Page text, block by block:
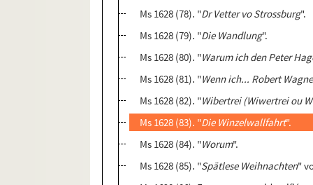
Ms 1628 (78). "Dr Vetter vo Strossburg".
Ms 1628 (79). "Die Wandlung".
Ms 1628 (80). "Warum ich den Peter
Ms 1628 (81). "Wenn ich... Robert
Ms 1628 (82). "Wibertrei (Wiwertrei ou
Ms 1628 (83). "Die Winzelwallfahrt".
Ms 1628 (84). "Worum".
Ms 1628 (85). "Spätlese Weihnachten"